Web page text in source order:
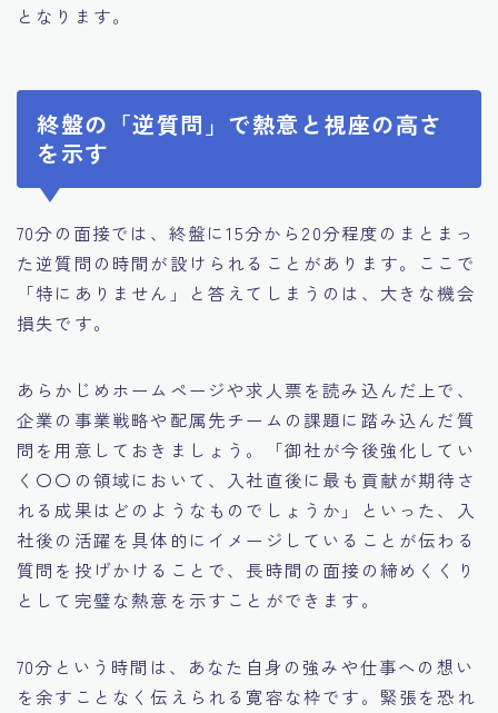
となります。
終盤の「逆質問」で熱意と視座の高さ
を示す
70分の面接では、終盤に15分から20分程度のまとまっ
た逆質問の時間が設けられることがあります。ここで
「特にありません」と答えてしまうのは、大きな機会
損失です。
あらかじめホームページや求人票を読み込んだ上で、
企業の事業戦略や配属先チームの課題に踏み込んだ質
問を用意しておきましょう。「御社が今後強化してい
く〇〇の領域において、入社直後に最も貢献が期待さ
れる成果はどのようなものでしょうか」といった、入
社後の活躍を具体的にイメージしていることが伝わる
質問を投げかけることで、長時間の面接の締めくくり
として完璧な熱意を示すことができます。
70分という時間は、あなた自身の強みや仕事への想い
を余すことなく伝えられる寛容な枠です。緊張を恐れ